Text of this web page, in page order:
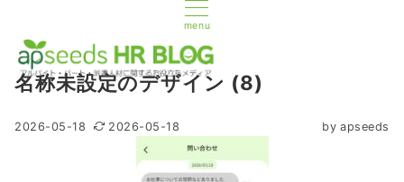
menu
名称未設定のデザイン (8)
2026-05-18 2026-05-18 by apseeds